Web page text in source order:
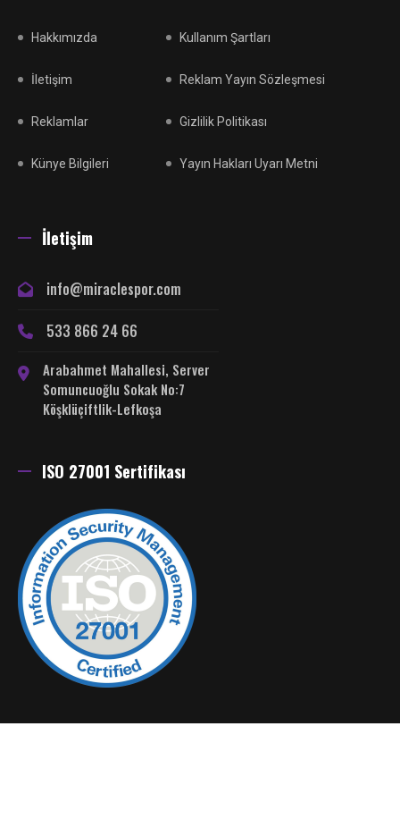
Hakkımızda
İletişim
Reklamlar
Künye Bilgileri
Kullanım Şartları
Reklam Yayın Sözleşmesi
Gizlilik Politikası
Yayın Hakları Uyarı Metni
İletişim
info@miraclespor.com
533 866 24 66
Arabahmet Mahallesi, Server
Somuncuoğlu Sokak No:7
Köşklüçiftlik-Lefkoşa
ISO 27001 Sertifikası